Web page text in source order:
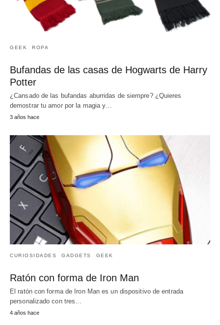
GEEK ROPA
Bufandas de las casas de Hogwarts de Harry
Potter
¿Cansado de las bufandas aburridas de siempre? ¿Quieres
demostrar tu amor por la magia y…
3 años hace
CURIOSIDADES GADGETS GEEK
Ratón con forma de Iron Man
El ratón con forma de Iron Man es un dispositivo de entrada
personalizado con tres…
4 años hace